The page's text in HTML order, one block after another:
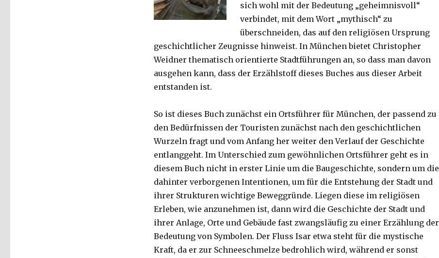
sich wohl mit der Bedeutung „geheimnisvoll“
verbindet, mit dem Wort „mythisch“ zu
überschneiden, das auf den religiösen Ursprung
geschichtlicher Zeugnisse hinweist. In München bietet Christopher
Weidner thematisch orientierte Stadtführungen an, so dass man davon
ausgehen kann, dass der Erzählstoff dieses Buches aus dieser Arbeit
entstanden ist.
So ist dieses Buch zunächst ein Ortsführer für München, der passend zu
den Bedürfnissen der Touristen zunächst nach den geschichtlichen
Wurzeln fragt und vom Anfang her weiter den Verlauf der Geschichte
entlanggeht. Im Unterschied zum gewöhnlichen Ortsführer geht es in
diesem Buch nicht in erster Linie um die Baugeschichte, sondern um die
dahinter verborgenen Intentionen, um für die Entstehung der Stadt und
ihrer Strukturen wichtige Beweggründe. Liegen diese im religiösen
Erleben, wie anzunehmen ist, dann wird die Geschichte der Stadt und
ihrer Anlage, Orte und Gebäude fast zwangsläufig zu einer Erzählung der
Bedeutung von Symbolen. Der Fluss Isar etwa steht für die mystische
Kraft, da er zur Schneeschmelze bedrohlich wird, während er sonst